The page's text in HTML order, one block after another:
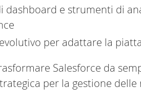
dashboard e strumenti di
per adattare la
Salesforce da
per la gestione